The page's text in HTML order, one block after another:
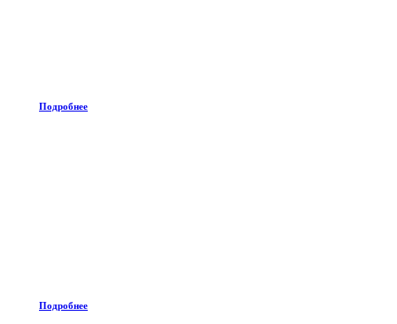
Подробнее
Подробнее